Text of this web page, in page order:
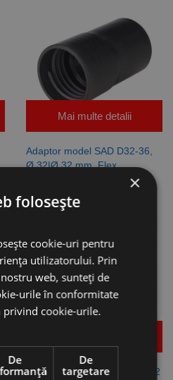
Mai multe detalii
Adaptor model SAD D32-36,
Ø 32|Ø 32 mm, Flex
124,00 lei
Adaptor model SAD-C D25-32
×
folosește
cookie-uri pentru
utilizatorului. Prin
web, sunteți de
urile în conformitate
privind cookie-urile.
De
De
targetare